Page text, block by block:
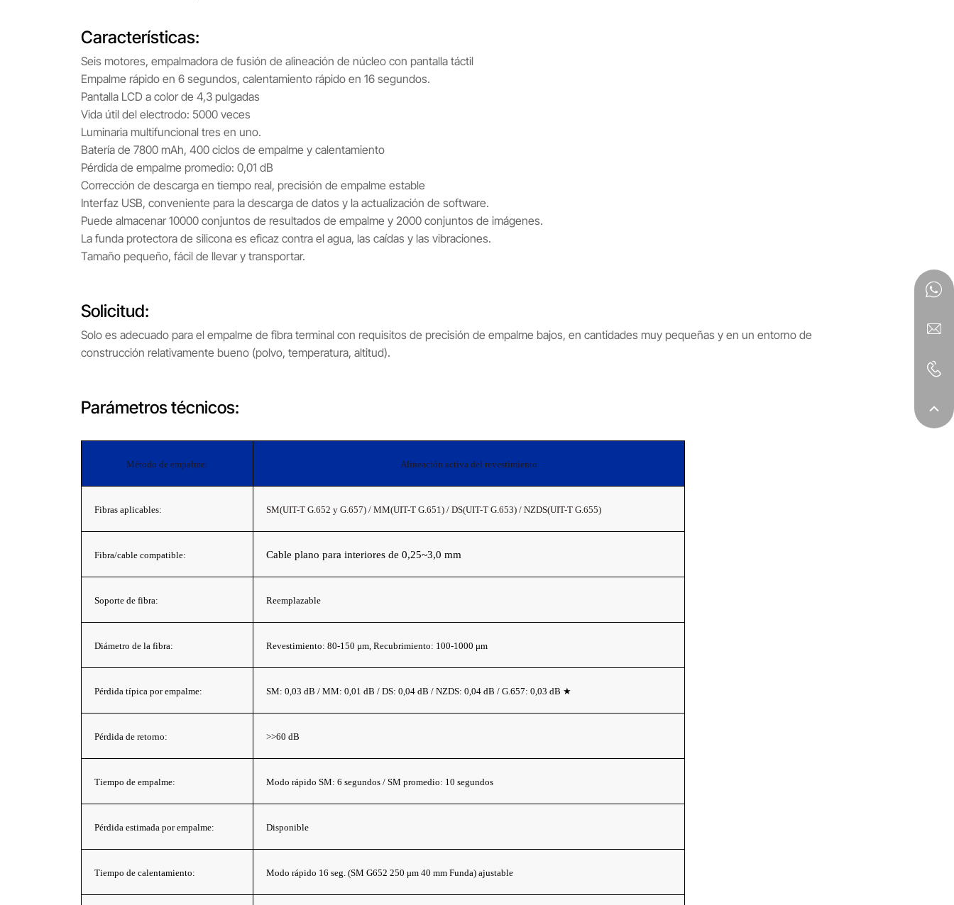
Características:
Seis motores, empalmadora de fusión de alineación de núcleo con pantalla táctil
Empalme rápido en 6 segundos, calentamiento rápido en 16 segundos.
Pantalla LCD a color de 4,3 pulgadas
Vida útil del electrodo: 5000 veces
Luminaria multifuncional tres en uno.
Batería de 7800 mAh, 400 ciclos de empalme y calentamiento
Pérdida de empalme promedio: 0,01 dB
Corrección de descarga en tiempo real, precisión de empalme estable
Interfaz USB, conveniente para la descarga de datos y la actualización de software.
Puede almacenar 10000 conjuntos de resultados de empalme y 2000 conjuntos de imágenes.
La funda protectora de silicona es eficaz contra el agua, las caídas y las vibraciones.
Tamaño pequeño, fácil de llevar y transportar.
Solicitud:
Solo es adecuado para el empalme de fibra terminal con requisitos de precisión de empalme bajos, en cantidades muy pequeñas y en un entorno de
construcción relativamente bueno (polvo, temperatura, altitud).
Parámetros técnicos:
Método de empalme: Alineación activa del revestimiento
Fibras aplicables: SM(UIT-T G.652 y G.657) / MM(UIT-T G.651) / DS(UIT-T G.653) / NZDS(UIT-T G.655)
Fibra/cable compatible: Cable plano para interiores de 0,25~3,0 mm
Soporte de fibra: Reemplazable
Diámetro de la fibra: Revestimiento: 80-150 μm, Recubrimiento: 100-1000 μm
Pérdida típica por empalme: SM: 0,03 dB / MM: 0,01 dB / DS: 0,04 dB / NZDS: 0,04 dB / G.657: 0,03 dB ★
Pérdida de retorno: >>60 dB
Tiempo de empalme: Modo rápido SM: 6 segundos / SM promedio: 10 segundos
Pérdida estimada por empalme: Disponible
Tiempo de calentamiento: Modo rápido 16 seg. (SM G652 250 μm 40 mm Funda) ajustable